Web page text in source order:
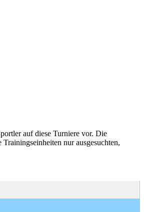
auf diese Turniere vor. Die
nur ausgesuchten,